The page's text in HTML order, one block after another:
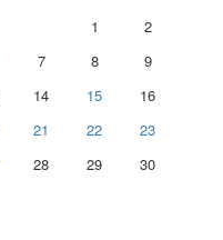
1
2
7 8
9
14 15
16
21 22
23
28 29
30